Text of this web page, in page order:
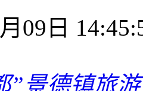
09日
”景德镇旅